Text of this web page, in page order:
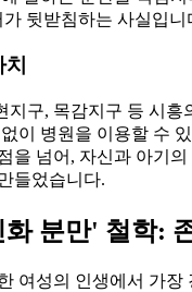
뒷받침하는 사실입
지구, 목감지구 등 시
이 병원을 이용할 수
을 넘어, 자신과 아기
들었습니다.
분만' 철학:
여성의 인생에서 가장